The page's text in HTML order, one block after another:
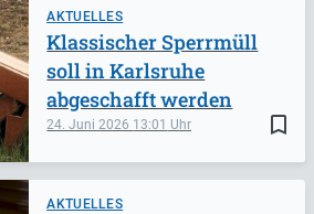
AKTUELLES
bookmark_border
24. Juni 2026 13:01
Klassischer Sperrmüll
soll in Karlsruhe
abgeschafft werden
AKTUELLES